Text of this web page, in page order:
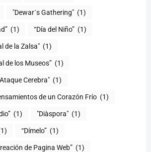
"Dewar´s Gathering" (1)
(1) “Día del Niño” (1)
de la Zalsa" (1)
de los Museos” (1)
Cerebra" (1)
de un Corazón Frío (1)
(1) (1)
“Dímelo” (1)
de Pagina Web” (1)